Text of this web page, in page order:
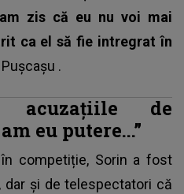
zis că eu nu voi mai
ca el să fie intregrat în
.
acuzațiile de
eu putere...”
competiție, Sorin a fost
dar și de telespectatori că